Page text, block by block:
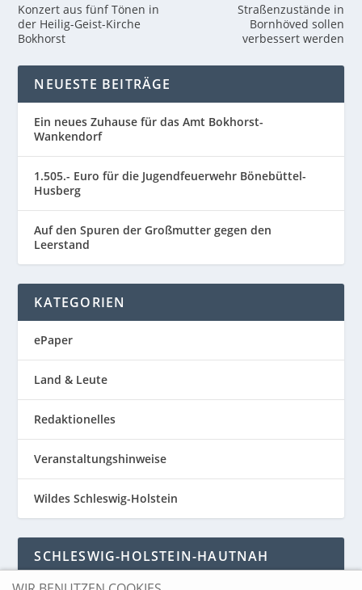
Konzert aus fünf Tönen in
der Heilig-Geist-Kirche
Bokhorst
Straßenzustände in
Bornhöved sollen
verbessert werden
NEUESTE BEITRÄGE
Ein neues Zuhause für das Amt Bokhorst-
Wankendorf
1.505.- Euro für die Jugendfeuerwehr Bönebüttel-
Husberg
Auf den Spuren der Großmutter gegen den
Leerstand
KATEGORIEN
ePaper
Land & Leute
Redaktionelles
Veranstaltungshinweise
Wildes Schleswig-Holstein
SCHLESWIG-HOLSTEIN-HAUTNAH